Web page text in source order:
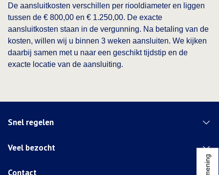
De aansluitkosten verschillen per riooldiameter en liggen
tussen de € 800,00 en € 1.250,00. De exacte
aansluitkosten staan in de vergunning. Na betaling van de
kosten, willen wij u binnen 3 weken aansluiten. We kijken
daarbij samen met u naar een geschikt tijdstip en de
exacte locatie van de aansluiting.
Snel regelen
Veel bezocht
Contact